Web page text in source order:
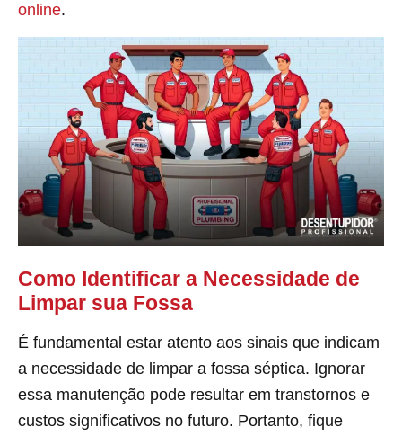
online.
Como Identificar a Necessidade de
Limpar sua Fossa
É fundamental estar atento aos sinais que indicam
a necessidade de limpar a fossa séptica. Ignorar
essa manutenção pode resultar em transtornos e
custos significativos no futuro. Portanto, fique